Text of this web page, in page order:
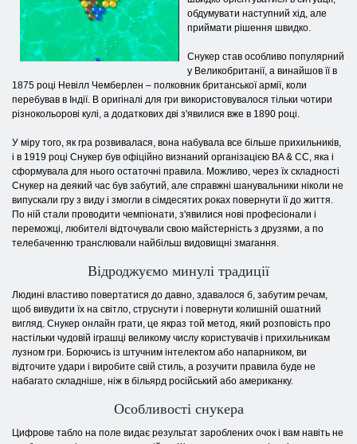
обдумувати наступний хід, але
приймати рішення швидко.
Снукер став особливо популярний
у Великобританії, а винайшов її в
1875 році Невілл Чемберлен – полковник британської армії, коли
перебував в Індії. В оригіналі для гри використовувалося тільки чотири
різнокольорові кулі, а додаткових дві з'явилися вже в 1890 році.
У міру того, як гра розвивалася, вона набувала все більше прихильників,
і в 1919 році Снукер був офіційно визнаний організацією BA & CC, яка і
сформувала для нього остаточні правила. Можливо, через їх складності
Снукер на деякий час був забутий, але справжні шанувальники ніколи не
випускали гру з виду і змогли в сімдесятих роках повернути її до життя.
По ній стали проводити чемпіонати, з'явилися нові професіонали і
переможці, любителі відточували свою майстерність з друзями, а по
телебаченню транслювали найбільш видовищні змагання.
Відроджуємо минулі традиції
Людині властиво повертатися до давно, здавалося б, забутим речам,
щоб вивудити їх на світло, струснути і повернути колишній ошатний
вигляд. Снукер онлайн грати, це якраз той метод, який розповість про
настільки чудовій іграшці великому числу користувачів і прихильникам
лузном гри. Борючись із штучним інтелектом або напарником, ви
відточите удари і виробите свій стиль, а розучити правила буде не
набагато складніше, ніж в більярд російський або американку.
Особливості снукера
Цифрове табло на поле видає результат зароблених очок і вам навіть не